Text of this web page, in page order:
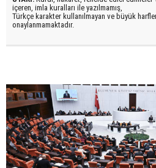
içeren, imla kuralları ile yazılmamış,
Türkçe karakter kullanılmayan ve büyük
onaylanmamaktadır.